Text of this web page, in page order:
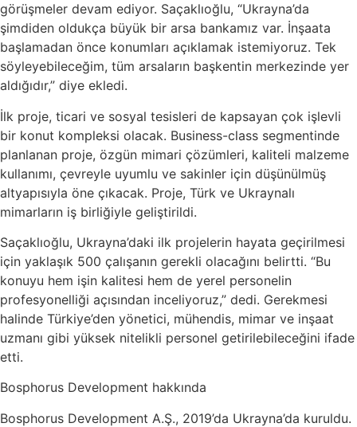
görüşmeler devam ediyor. Saçaklıoğlu, “Ukrayna’da
şimdiden oldukça büyük bir arsa bankamız var. İnşaata
başlamadan önce konumları açıklamak istemiyoruz. Tek
söyleyebileceğim, tüm arsaların başkentin merkezinde yer
aldığıdır,” diye ekledi.
İlk proje, ticari ve sosyal tesisleri de kapsayan çok işlevli
bir konut kompleksi olacak. Business-class segmentinde
planlanan proje, özgün mimari çözümleri, kaliteli malzeme
kullanımı, çevreyle uyumlu ve sakinler için düşünülmüş
altyapısıyla öne çıkacak. Proje, Türk ve Ukraynalı
mimarların iş birliğiyle geliştirildi.
Saçaklıoğlu, Ukrayna’daki ilk projelerin hayata geçirilmesi
için yaklaşık 500 çalışanın gerekli olacağını belirtti. “Bu
konuyu hem işin kalitesi hem de yerel personelin
profesyonelliği açısından inceliyoruz,” dedi. Gerekmesi
halinde Türkiye’den yönetici, mühendis, mimar ve inşaat
uzmanı gibi yüksek nitelikli personel getirilebileceğini ifade
etti.
Bosphorus Development hakkında
Bosphorus Development A.Ş., 2019’da Ukrayna’da kuruldu.